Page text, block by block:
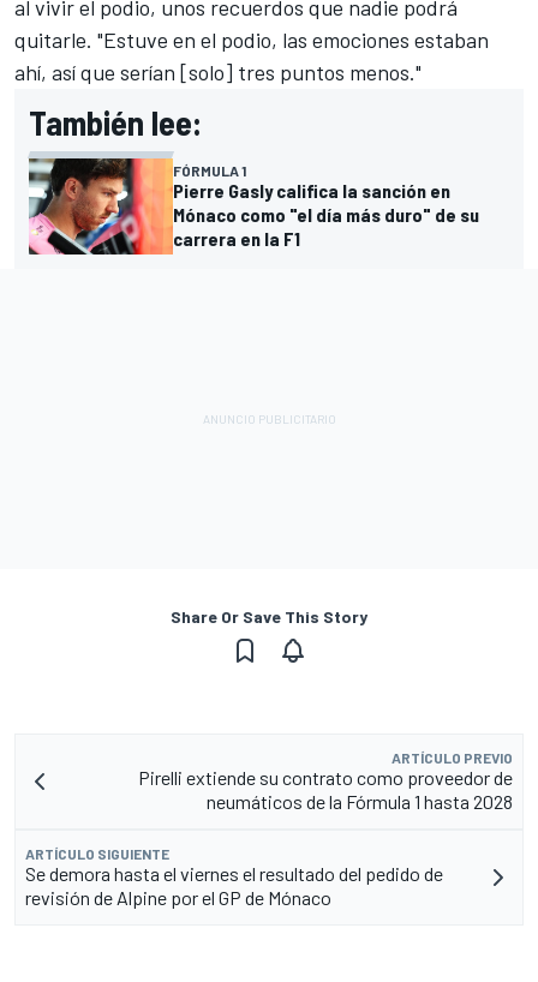
al vivir el podio, unos recuerdos que nadie podrá
quitarle. "Estuve en el podio, las emociones estaban
ahí, así que serían [solo] tres puntos menos."
También lee:
FÓRMULA 1
Pierre Gasly califica la sanción en
Mónaco como "el día más duro" de su
carrera en la F1
Share Or Save This Story
ARTÍCULO PREVIO
Pirelli extiende su contrato como proveedor de
neumáticos de la Fórmula 1 hasta 2028
ARTÍCULO SIGUIENTE
Se demora hasta el viernes el resultado del pedido de
revisión de Alpine por el GP de Mónaco